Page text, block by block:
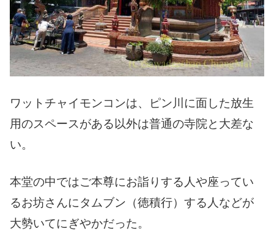
ワットチャイモンコンは、ピン川に面した放生
用のスペースがある以外は普通の寺院と大差な
い。
本堂の中ではご本尊にお詣りする人や座ってい
るお坊さんにタムブン（徳積行）する人などが
大勢いてにぎやかだった。